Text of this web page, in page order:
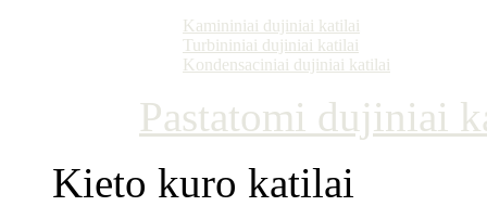
Kamininiai dujiniai katilai
Turbininiai dujiniai katilai
Kondensaciniai dujiniai katilai
Pastatomi dujiniai
Kieto kuro katilai